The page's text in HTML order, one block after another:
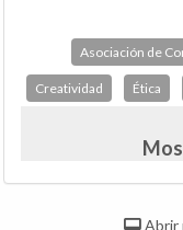
Asociación de
Creatividad Ética
Abrir